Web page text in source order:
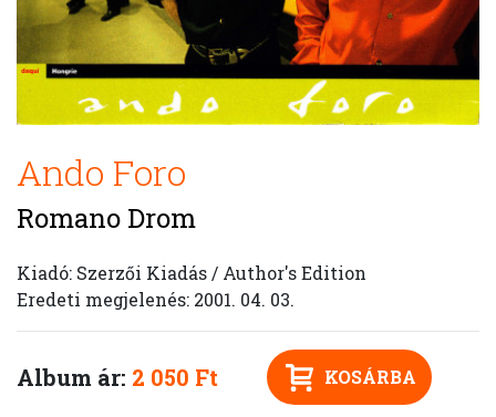
Ando Foro
Romano Drom
Kiadó: Szerzői Kiadás / Author's Edition
Eredeti megjelenés: 2001. 04. 03.
Album ár: 2 050 Ft KOSÁRBA